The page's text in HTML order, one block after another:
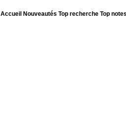
Accueil Nouveautés Top recherche Top